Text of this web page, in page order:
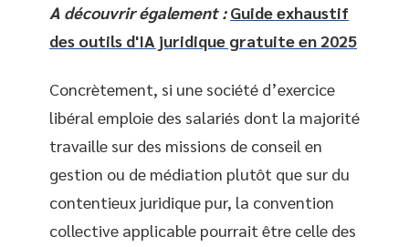
A découvrir également : Guide exhaustif
des outils d'IA juridique gratuite en 2025
Concrètement, si une société d’exercice
libéral emploie des salariés dont la majorité
travaille sur des missions de conseil en
gestion ou de médiation plutôt que sur du
contentieux juridique pur, la convention
collective applicable pourrait être celle des